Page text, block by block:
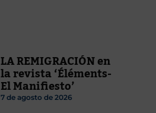
LA REMIGRACIÓN en
la revista ‘Éléments-
El Manifiesto’
7 de agosto de 2026